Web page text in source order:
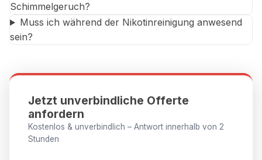
Schimmelgeruch?
Muss ich während der Nikotinreinigung anwesend
sein?
Jetzt unverbindliche Offerte
anfordern
Kostenlos & unverbindlich – Antwort innerhalb von 2
Stunden